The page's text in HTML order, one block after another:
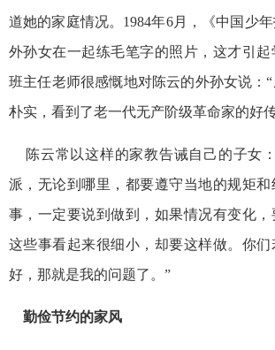
道她的家庭情况。1984年6月，《中国少
外孙女在一起练毛笔字的照片，这才引起
班主任老师很感慨地对陈云的外孙女说：
朴实，看到了老一代无产阶级革命家的好
陈云常以这样的家教告诫自己的子女
派，无论到哪里，都要遵守当地的规矩
事，一定要说到做到，如果情况有变化，
这些事看起来很细小，却要这样做。你
好，那就是我的问题了。”
勤俭节约的家风